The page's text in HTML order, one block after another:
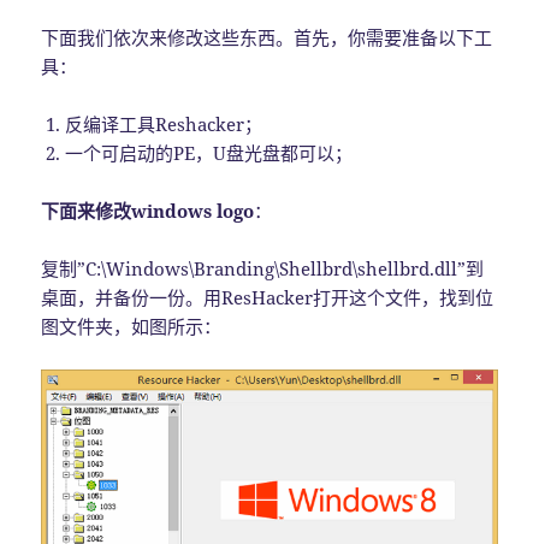
下面我们依次来修改这些东西。首先，你需要准备以下工
具：
反编译工具Reshacker；
一个可启动的PE，U盘光盘都可以；
下面来修改windows logo：
复制”C:\Windows\Branding\Shellbrd\shellbrd.dll”到
桌面，并备份一份。用ResHacker打开这个文件，找到位
图文件夹，如图所示：